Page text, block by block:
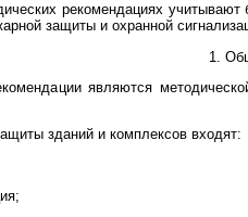
рекомендациях
защиты и охранной
1.
являются
зданий и комплексов входят: